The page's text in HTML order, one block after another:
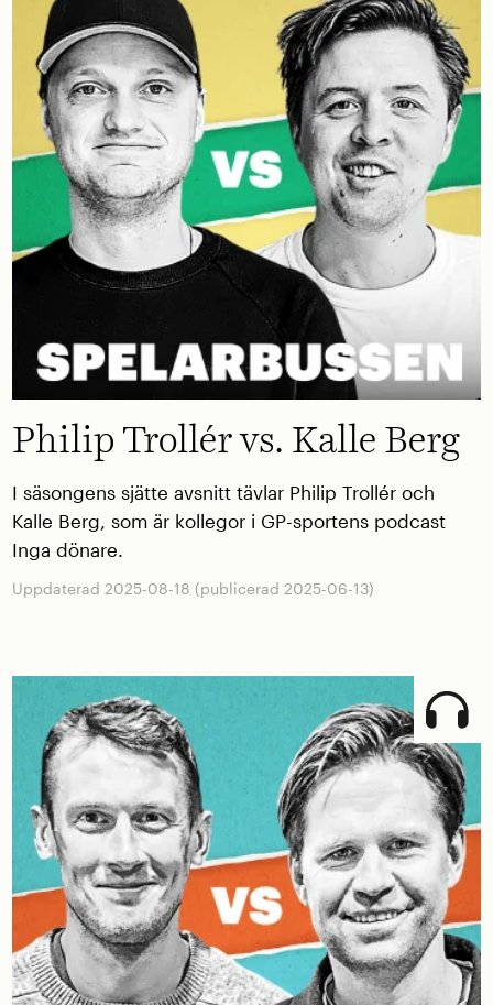
Philip Trollér vs. Kalle Berg
I säsongens sjätte avsnitt tävlar Philip Trollér och
Kalle Berg, som är kollegor i GP-sportens podcast
Inga dönare.
Uppdaterad 2025-08-18 (publicerad 2025-06-13)